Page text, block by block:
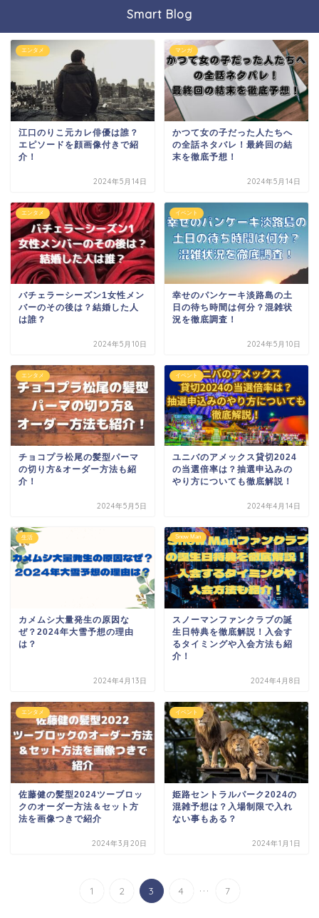
Smart Blog
エンタメ
江口のりこ元カレ俳優は誰？
エピソードを顔画像付きで紹
介！
2024年5月14日
マンガ
かつて女の子だった人たちへ
の全話ネタバレ！最終回の結
末を徹底予想！
2024年5月14日
エンタメ
バチェラーシーズン1女性メン
バーのその後は？結婚した人
は誰？
2024年5月10日
イベント
幸せのパンケーキ淡路島の土
日の待ち時間は何分？混雑状
況を徹底調査！
2024年5月10日
エンタメ
チョコプラ松尾の髪型パーマ
の切り方&オーダー方法も紹
介！
2024年5月5日
イベント
ユニバのアメックス貸切2024
の当選倍率は？抽選申込みの
やり方についても徹底解説！
2024年4月14日
生活
カメムシ大量発生の原因な
ぜ？2024年大雪予想の理由
は？
2024年4月13日
Snow Man
スノーマンファンクラブの誕
生日特典を徹底解説！入会す
るタイミングや入会方法も紹
介！
2024年4月8日
エンタメ
佐藤健の髪型2024ツーブロッ
クのオーダー方法＆セット方
法を画像つきで紹介
2024年3月20日
イベント
姫路セントラルパーク2024の
混雑予想は？入場制限で入れ
ない事もある？
2024年1月1日
1 2 3 4 ... 7